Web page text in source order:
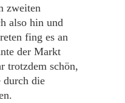
zweiten
also hin und
fing es an
der Markt
trotzdem schön,
durch die